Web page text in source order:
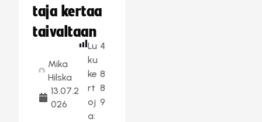
taja kertaa
taivaltaan
Mika
Hilska
13.07.2
026
Lu
ku
ke
rt
oj
a:
4
8
8
9